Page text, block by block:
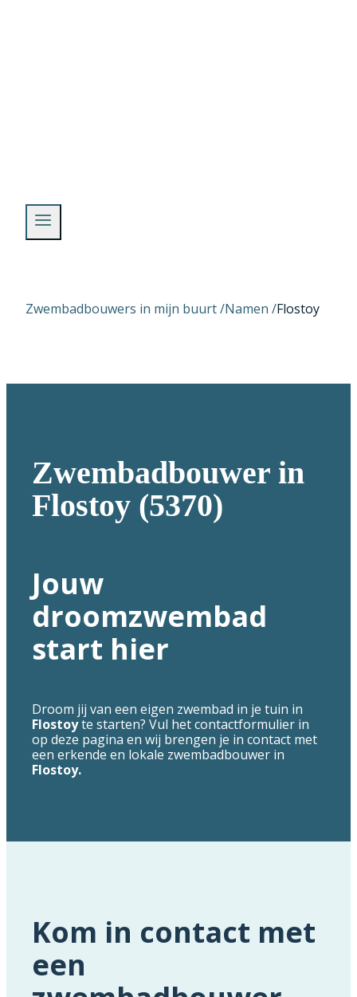
Zwembadbouwers in mijn buurt /Namen /Flostoy
Zwembadbouwer in
Flostoy (5370)
Jouw
droomzwembad
start hier
Droom jij van een eigen zwembad in je tuin in
Flostoyte starten? Vul het contactformulier in
op deze pagina en wij brengen je in contact met
een erkende en lokale zwembadbouwer in
Flostoy.
Kom in contact met
een